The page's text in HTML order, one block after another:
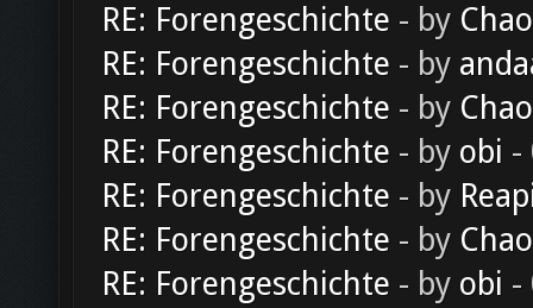
RE: Forengeschichte - by
RE: Forengeschichte - by
RE: Forengeschichte - by
RE: Forengeschichte - by obi -
RE: Forengeschichte - by
RE: Forengeschichte - by
RE: Forengeschichte - by obi -